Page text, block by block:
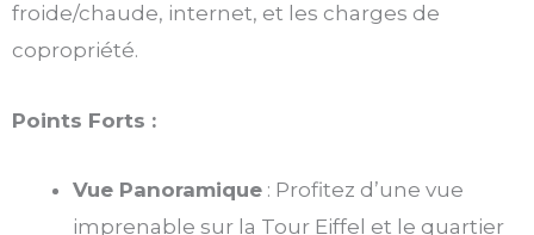
froide/chaude, internet, et les charges de
copropriété.
Points Forts :
Vue Panoramique : Profitez d’une vue
imprenable sur la Tour Eiffel et le quartier